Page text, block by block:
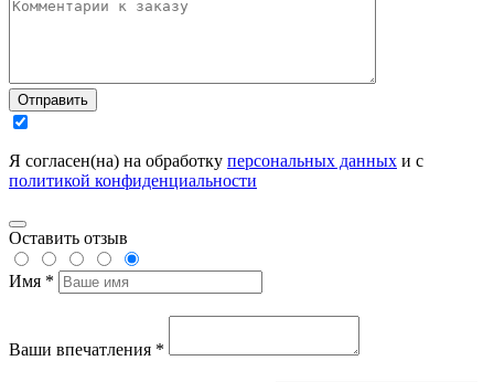
Отправить
Я согласен(на) на обработку персональных данных и с
политикой конфиденциальности
Оставить отзыв
Имя *
Ваши впечатления *